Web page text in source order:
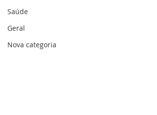
Saúde
Geral
Nova categoria